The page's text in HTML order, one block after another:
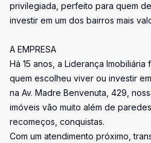
privilegiada, perfeito para quem
investir em um dos bairros mais
A EMPRESA
Há 15 anos, a Liderança
quem escolheu viver ou investir
na Av. Madre Benvenuta, 429,
imóveis vão muito além de
recomeços, conquistas.
Com um atendimento próximo,